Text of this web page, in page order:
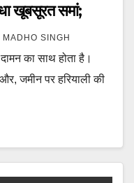
खूबसूरत समां;
MADHO SINGH
का साथ होता है।
जमीन पर हरियाली की